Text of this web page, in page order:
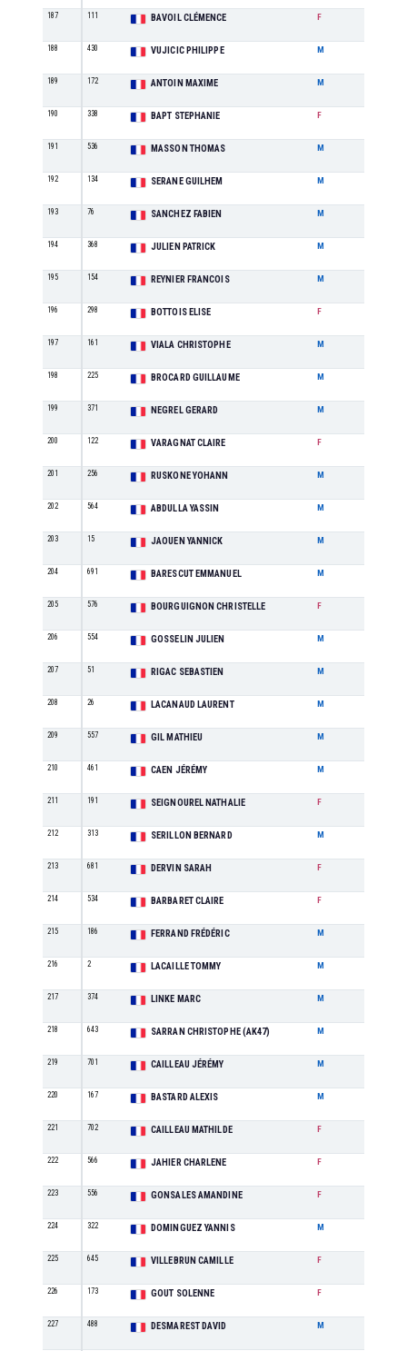
187 111 BAVOIL CLÉMENCE F
188 430 VUJICIC PHILIPPE M
189 172 ANTOIN MAXIME M
190 338 BAPT STEPHANIE F
191 536 MASSON THOMAS M
192 134 SERANE GUILHEM M
193 76 SANCHEZ FABIEN M
194 368 JULIEN PATRICK M
195 154 REYNIER FRANCOIS M
196 298 BOTTOIS ELISE F
197 161 VIALA CHRISTOPHE M
198 225 BROCARD GUILLAUME M
199 371 NEGREL GERARD M
200 122 VARAGNAT CLAIRE F
201 256 RUSKONE YOHANN M
202 564 ABDULLA YASSIN M
203 15 JAOUEN YANNICK M
204 691 BARESCUT EMMANUEL M
205 576 BOURGUIGNON CHRISTELLE F
206 554 GOSSELIN JULIEN M
207 51 RIGAC SEBASTIEN M
208 26 LACANAUD LAURENT M
209 557 GIL MATHIEU M
210 461 CAEN JÉRÉMY M
211 191 SEIGNOUREL NATHALIE F
212 313 SERILLON BERNARD M
213 681 DERVIN SARAH F
214 534 BARBARET CLAIRE F
215 186 FERRAND FRÉDÉRIC M
216 2 LACAILLE TOMMY M
217 374 LINKE MARC M
218 643 SARRAN CHRISTOPHE (AK47) M
219 701 CAILLEAU JÉRÉMY M
220 167 BASTARD ALEXIS M
221 702 CAILLEAU MATHILDE F
222 566 JAHIER CHARLENE F
223 556 GONSALES AMANDINE F
224 322 DOMINGUEZ YANNIS M
225 645 VILLEBRUN CAMILLE F
226 173 GOUT SOLENNE F
227 488 DESMAREST DAVID M